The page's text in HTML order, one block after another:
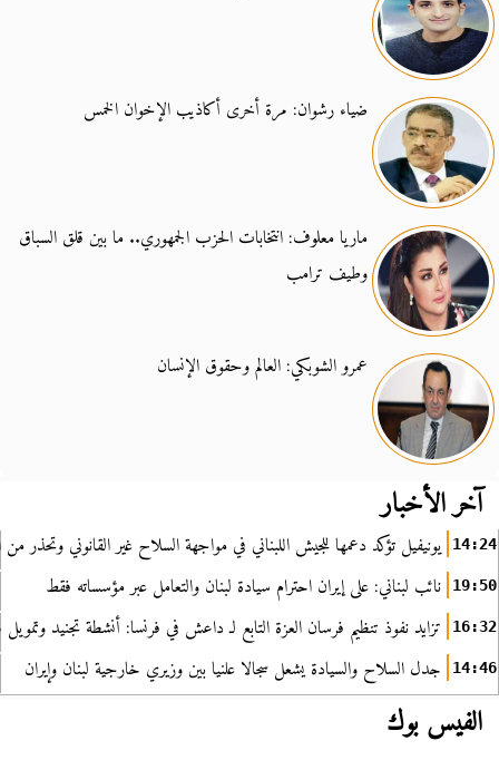
ضياء رشوان: مرة أخرى أكاذيب الإخوان الخمس
ماريا معلوف: انتخابات الحزب الجمهوري.. ما بين قلق السباق
وطيف ترامب
عمرو الشوبكي: العالم وحقوق الإنسان
آخر الأخبار
14:24 يونيفيل تؤكد دعمها للجيش اللبناني في مواجهة السلاح غير القانوني وتحذر من
19:50 نائب لبناني: على إيران احترام سيادة لبنان والتعامل عبر مؤسساته فقط
16:32 تزايد نفوذ تنظيم فرسان العزة التابع لـ داعش في فرنسا: أنشطة تجنيد
14:46 جدل السلاح والسيادة يشعل سجالا علنيا بين وزيري خارجية لبنان وإيران
الفيس بوك